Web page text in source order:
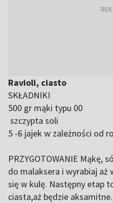
Ravioli, ciasto
SKŁADNIKI
500 gr mąki typu 00
szczypta soli
5 -6 jajek w zależności od
PRZYGOTOWANIE Mąkę,
do malaksera i wyrabiaj aż
się w kulę. Następny etap
ciasta,aż będzie